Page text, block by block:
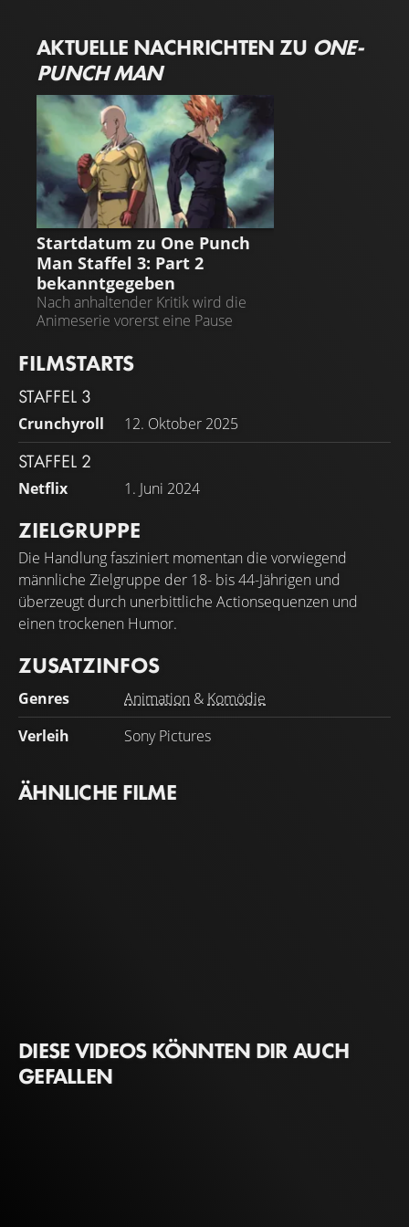
AKTUELLE NACHRICHTEN ZU ONE-
PUNCH MAN
ONE PUNCH MAN
Startdatum zu One Punch
Man Staffel 3: Part 2
bekanntgegeben
Nach anhaltender Kritik wird die
Animeserie vorerst eine Pause
FILMSTARTS
STAFFEL 3
Crunchyroll 12. Oktober 2025
STAFFEL 2
Netflix 1. Juni 2024
ZIELGRUPPE
Die Handlung fasziniert momentan die vorwiegend
männliche Zielgruppe der 18- bis 44-Jährigen und
überzeugt durch unerbittliche Actionsequenzen und
einen trockenen Humor.
ZUSATZINFOS
Genres Animation & Komödie
Verleih
Sony Pictures
ÄHNLICHE FILME
DIESE VIDEOS KÖNNTEN DIR AUCH
GEFALLEN